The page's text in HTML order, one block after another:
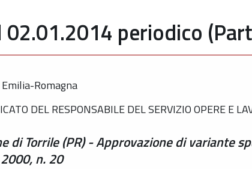
02.01.2014 periodico
Romagna
DEL RESPONSABILE DEL SERVIZIO OPERE E
di Torrile (PR) - Approvazione di variante
n. 20